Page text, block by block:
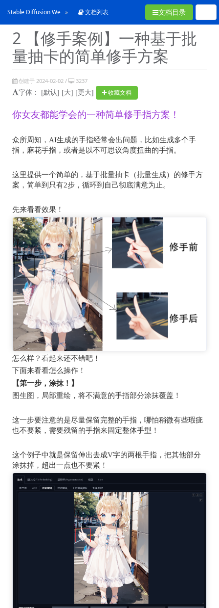
Stable Diffusion WebUI常见问题合集
文档列表 文档目录
2 【修手案例】一种基于批
量抽卡的简单修手方案
创建于 2024-02-02 / 3237
字体： [默认] [大] [更大] 收藏文档
你女友都能学会的一种简单修手指方案！
众所周知， AI生成的手指经常会出问题，比如生成多个手
指，麻花手指，或者是以不可思议角度扭曲的手指。
这里提供一个简单的，基于批量抽卡（批量生成）的修手方
案，简单到只有2步，循环到自己彻底满意为止。
先来看看效果！
怎么样？看起来还不错吧！
下面来看看怎么操作！
【第一步，涂抹！】
图生图，局部重绘，将不满意的手指部分涂抹覆盖！
这一步要注意的是尽量保留完整的手指，哪怕稍微有些瑕疵
也不要紧，需要残留的手指来固定整体手型！
这个例子中就是保留伸出去成V字的两根手指，把其他部分
涂抹掉，超出一点也不要紧！